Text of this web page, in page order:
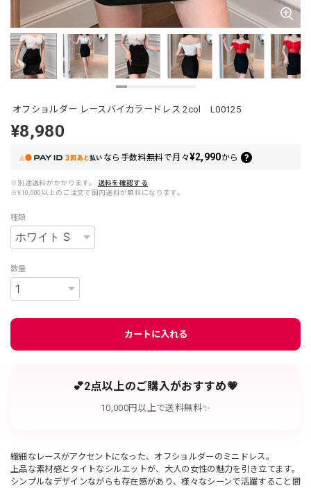
オフショルダー レースバイカラードレス 2col L00125
¥8,980
なら 手数料無料で月々¥2,990から
※別途送料がかかります。
送料を確認する
※¥10,000以上のご注文で国内送料が無料になります。
種類
数量
カートに入れる
💕2点以上のご購入がおすすめ💗
10,000円以上で送料無料✨
繊細なレースがアクセントになった、オフショルダーのミニドレス。
上品な素材感とタイトなシルエットが、大人の女性の魅力を引き立てます。
シンプルなデザインながらも存在感があり、様々なシーンで活躍すること間